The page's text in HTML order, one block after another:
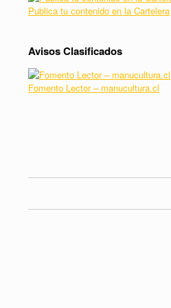
Publica tu contenido en la Cartelera
Avisos Clasificados
Fomento Lector – manucultura.cl